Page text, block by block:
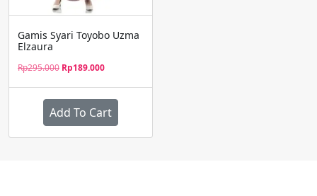
Gamis Syari Toyobo Uzma
Elzaura
Rp295.000 Harga
Rp189.000Harga
adalah:
Rp189.000.
Add To Cart